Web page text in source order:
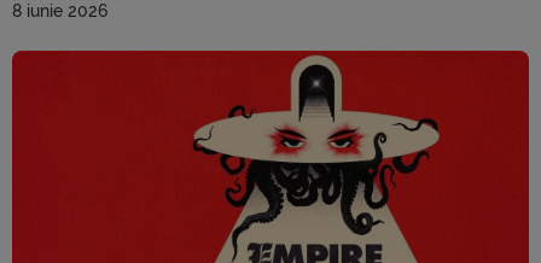
8 iunie 2026